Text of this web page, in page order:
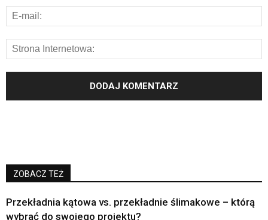
ZOBACZ TEŻ
Przekładnia kątowa vs. przekładnie ślimakowe – którą
wybrać do swojego projektu?